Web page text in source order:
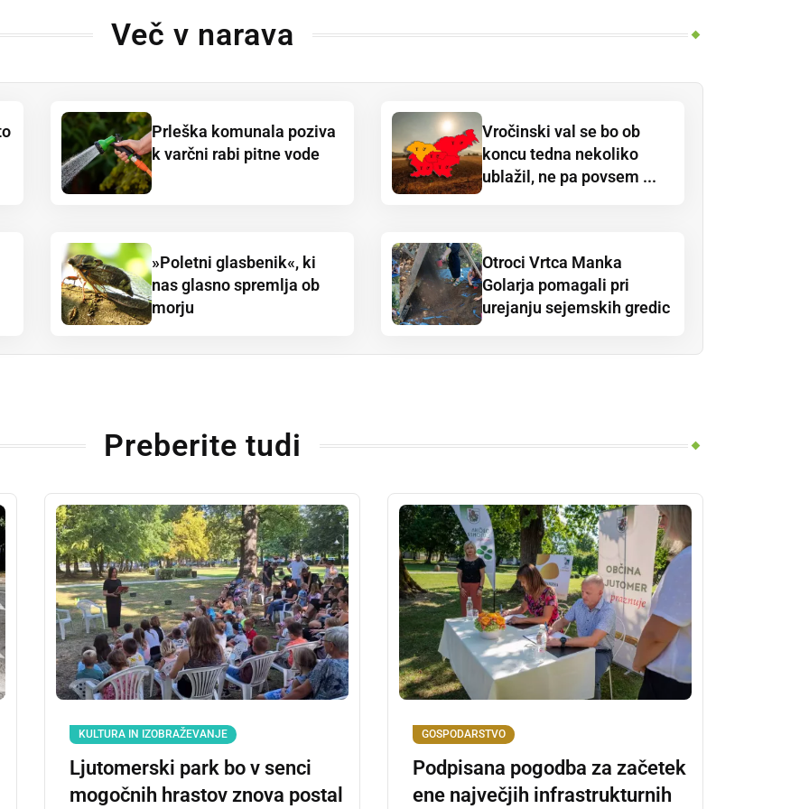
Več v narava
Prleška komunala poziva
k varčni rabi pitne vode
Vročinski val se bo ob
koncu tedna nekoliko
ublažil, ne pa povsem ...
»Poletni glasbenik«, ki
nas glasno spremlja ob
morju
Otroci Vrtca Manka
Golarja pomagali pri
urejanju sejemskih gredic
Preberite tudi
KULTURA IN IZOBRAŽEVANJE
Ljutomerski park bo v senci
mogočnih hrastov znova postal
GOSPODARSTVO
Podpisana pogodba za začetek
ene največjih infrastrukturnih